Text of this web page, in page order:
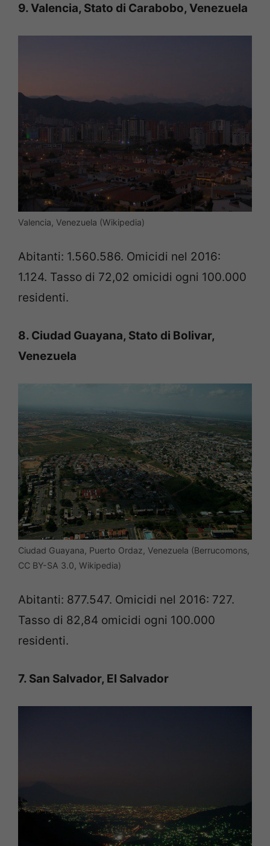
9. Valencia, Stato di Carabobo, Venezuela
Valencia, Venezuela (Wikipedia)
Abitanti: 1.560.586. Omicidi nel 2016:
1.124. Tasso di 72,02 omicidi ogni 100.000
residenti.
8. Ciudad Guayana, Stato di Bolivar,
Venezuela
Ciudad Guayana, Puerto Ordaz, Venezuela (Berrucomons,
CC BY-SA 3.0, Wikipedia)
Abitanti: 877.547. Omicidi nel 2016: 727.
Tasso di 82,84 omicidi ogni 100.000
residenti.
7. San Salvador, El Salvador